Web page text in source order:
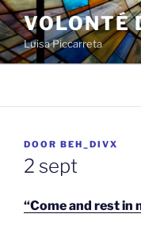
Spring
naar
de
inhoud
VOLONTÉ
Luisa Piccarreta
GEPLAATST
OP
DOOR BEH_DIVX
2 sept
“Come and rest in